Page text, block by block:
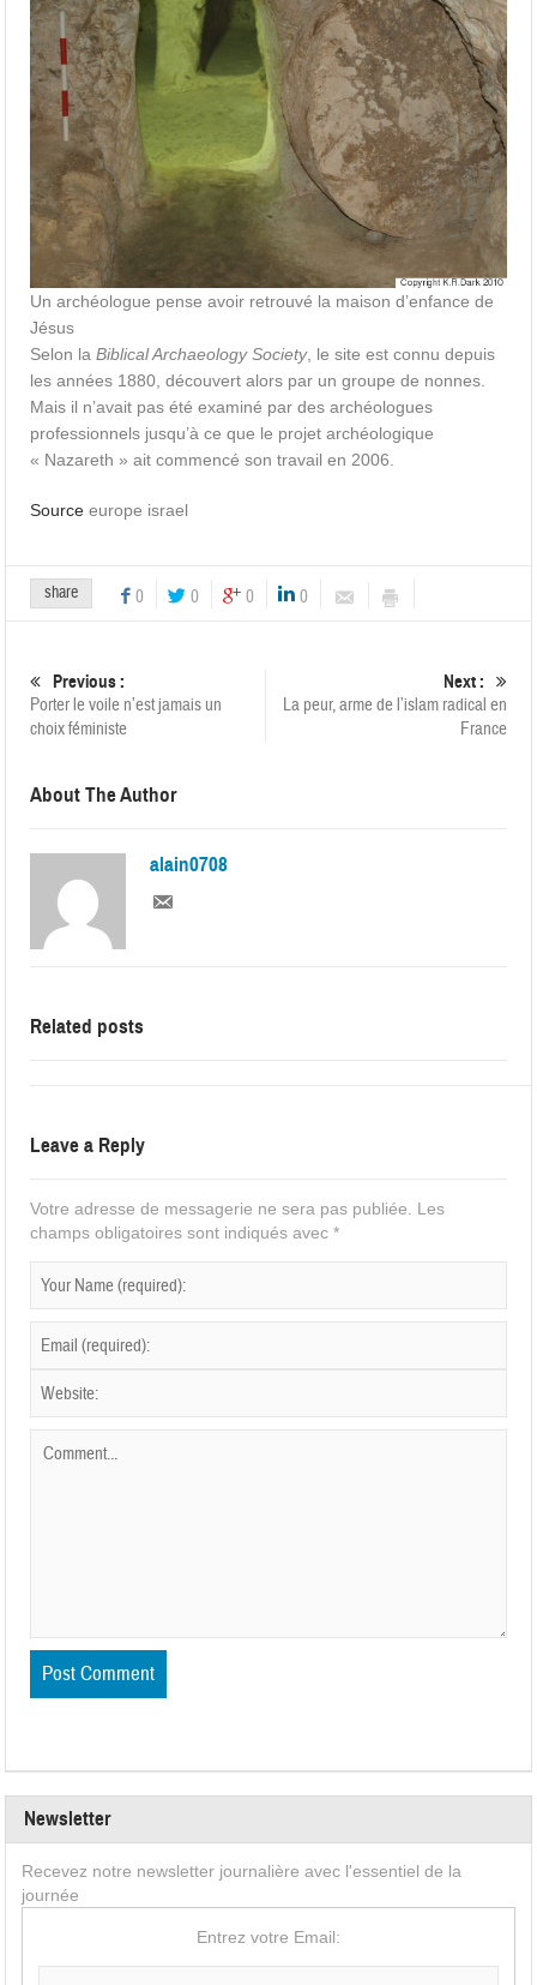
Un archéologue pense avoir retrouvé la maison d’enfance de
Jésus
Selon laBiblical Archaeology Society, le site est connu depuis
les années 1880, découvert alors par un groupe de nonnes.
Mais il n’avait pas été examiné par des archéologues
professionnels jusqu’à ce que le projet archéologique
« Nazareth » ait commencé son travail en 2006.
Source europe israel
share 0 0 0 0
Previous :
Porter le voile n’est jamais un
choix féministe
Next :
La peur, arme de l’islam radical en
France
About The Author
alain0708
Related posts
Leave a Reply
Votre adresse de messagerie ne sera pas publiée. Les
champs obligatoires sont indiqués avec*
Newsletter
Recevez notre newsletter journalière avec l'essentiel de la
journée
Entrez votre Email: